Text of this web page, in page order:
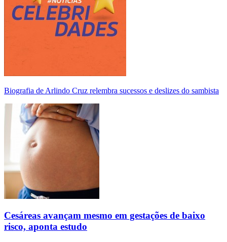
Biografia de Arlindo Cruz relembra sucessos e deslizes do sambista
Cesáreas avançam mesmo em gestações de baixo
risco, aponta estudo